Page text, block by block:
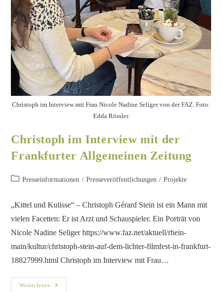
Christoph im Interview mit Frau Nicole Nadine Seliger von der FAZ. Foto:
Edda Rössler.
Christoph im Interview mit der
Frankfurter Allgemeinen Zeitung
Presseinformationen / Presseveröffentlichungen / Projekte
„Kittel und Kulisse“ – Christoph Gérard Stein ist ein Mann mit
vielen Facetten: Er ist Arzt und Schauspieler. Ein Porträt von
Nicole Nadine Seliger https://www.faz.net/aktuell/rhein-
main/kultur/christoph-stein-auf-dem-lichter-filmfest-in-frankfurt-
18827999.html Christoph im Interview mit Frau…
Weiterlesen